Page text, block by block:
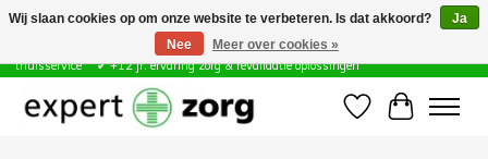
Zorg & Revalidatie Hulpmiddelen ✔ Eigen technische dienst &
thuisservice* ✔ +12 jr. ervaring zorg & revalidatie oplossingen
Verlanglijst
Wij slaan cookies op om onze website te verbeteren. Is dat akkoord?
Ja
Nee
Meer over cookies »